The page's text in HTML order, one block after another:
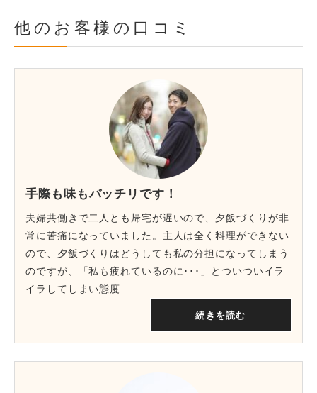
他のお客様の口コミ
手際も味もバッチリです！
夫婦共働きで二人とも帰宅が遅いので、夕飯づくりが非
常に苦痛になっていました。主人は全く料理ができない
ので、夕飯づくりはどうしても私の分担になってしまう
のですが、「私も疲れているのに･･･」とついついイラ
イラしてしまい態度…
続きを読む